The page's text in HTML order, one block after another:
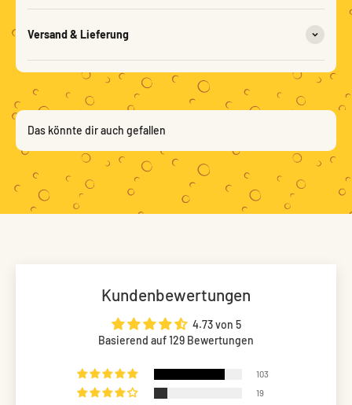
Versand & Lieferung
Kundenbewertungen
4.73 von 5
Basierend auf 129 Bewertungen
103
19